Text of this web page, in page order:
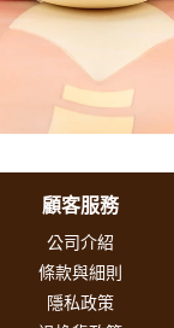
顧客服務
公司介紹
條款與細則
隱私政策